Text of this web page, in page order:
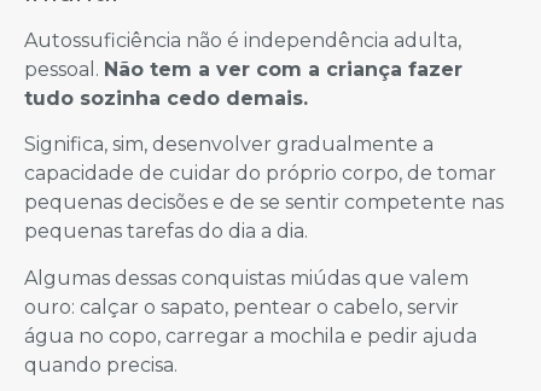
Autossuficiência não é independência adulta,
pessoal. Não tem a ver com a criança fazer
tudo sozinha cedo demais.
Significa, sim, desenvolver gradualmente a
capacidade de cuidar do próprio corpo, de tomar
pequenas decisões e de se sentir competente nas
pequenas tarefas do dia a dia.
Algumas dessas conquistas miúdas que valem
ouro: calçar o sapato, pentear o cabelo, servir
água no copo, carregar a mochila e pedir ajuda
quando precisa.